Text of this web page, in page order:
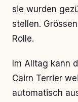
sie wurden
stellen.
Rolle.
Im Alltag kann
Cairn Terrier
automatisch